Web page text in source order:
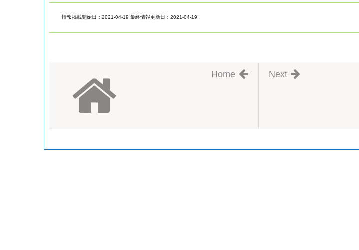
情報掲載開始日：2021-04-19 最終情報更新日：2021-04-19
Next
Home